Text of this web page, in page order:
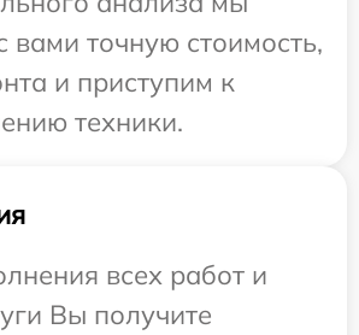
вами точную стоимость,
и приступим к
техники.
всех работ и
Вы получите